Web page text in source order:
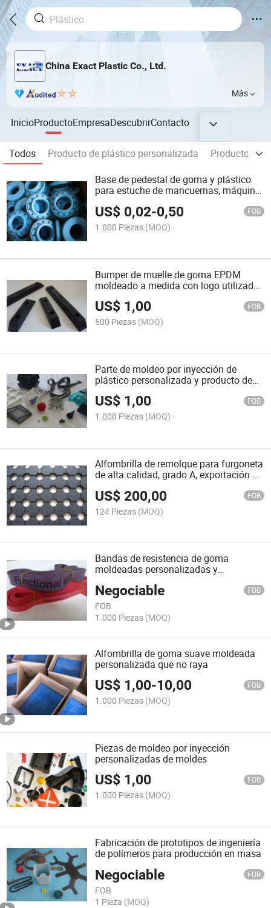
China Exact Plastic Co., Ltd.
Más
InicioProductoEmpresaDescubrirContacto
Todos Producto de plástico personalizada
Productos
Base de pedestal de goma y plástico
para estuche de mancuernas, máquina
US$ 0,02-0,50 FOB
1.000 Piezas (MOQ)
Bumper de muelle de goma EPDM
moldeado a medida con logo utilizado
para camiones
US$ 1,00 FOB
500 Piezas (MOQ)
Parte de moldeo por inyección de
plástico personalizada y producto de
caucho de silicona
US$ 1,00 FOB
1.000 Piezas (MOQ)
Alfombrilla de remolque para furgoneta
de alta calidad, grado A, exportación a
US$200,00 FOB
124 Piezas (MOQ)
Bandas de resistencia de goma
moldeadas personalizadas y
Negociable FOB
FOB
1.000 Piezas (MOQ)
Alfombrilla de goma suave moldeada
personalizada que no raya
US$ 1,00-10,00 FOB
1.000 Piezas (MOQ)
Piezas de moldeo por inyección
personalizadas de moldes
US$ 1,00 FOB
1.000 Piezas (MOQ)
Fabricación de prototipos de ingeniería
de polímeros para producción en masa
Negociable FOB
FOB
1 Pieza (MOQ)